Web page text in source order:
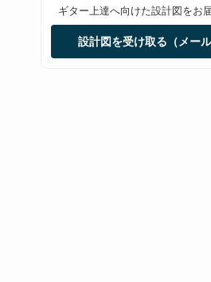
ギター上達へ向けた設計図をお
設計図を受け取る（メール